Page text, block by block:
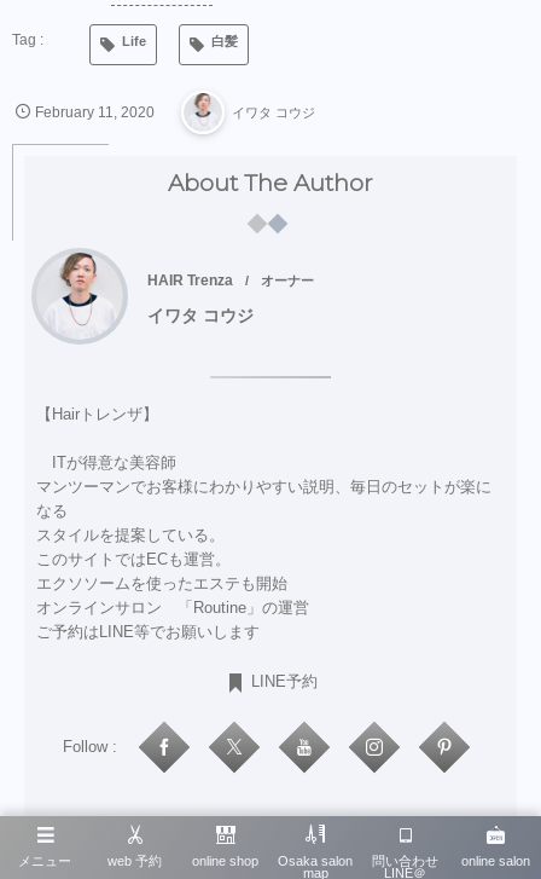
Life 白髪
February 11 2020 イワタ コウジ
About The Author
HAIR Trenza オーナー
イワタ コウジ
【Hairトレンザ】
ITが得意な美容師
マンツーマンでお客様にわかりやすい説明、毎日のセットが楽に
なる
スタイルを提案している。
このサイトではECも運営。
エクソソームを使ったエステも開始
オンラインサロン 「Routine」の運営
ご予約はLINE等でお願いします
LINE予約
Follow :
Recent Posted
メニュー web 予約 online shop
Osaka salon
map
問い合わせ
LINE＠
online salon